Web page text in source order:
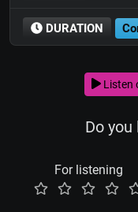
DURATION
Listen
Do
For listening